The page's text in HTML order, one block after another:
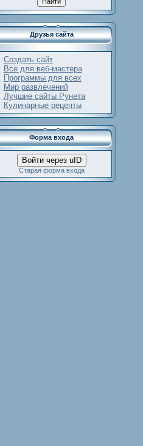
Друзья сайта
Создать сайт
Все для веб-мастера
Программы для всех
Мир развлечений
Лучшие сайты Рунета
Кулинарные рецепты
Форма входа
Войти через uID
Старая форма входа